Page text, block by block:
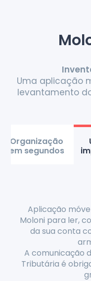
Uma aplicação
levantamento
Organização
em segundos
Aplicação
Moloni para ler,
da sua conta
A comunicação
Tributária é